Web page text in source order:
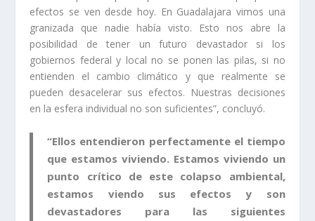
efectos se ven desde hoy. En Guadalajara vimos una
granizada que nadie había visto. Esto nos abre la
posibilidad de tener un futuro devastador si los
gobiernos federal y local no se ponen las pilas, si no
entienden el cambio climático y que realmente se
pueden desacelerar sus efectos. Nuestras decisiones
en la esfera individual no son suficientes”, concluyó.
“Ellos entendieron perfectamente el tiempo
que estamos viviendo. Estamos viviendo un
punto crítico de este colapso ambiental,
estamos viendo sus efectos y son
devastadores para las siguientes